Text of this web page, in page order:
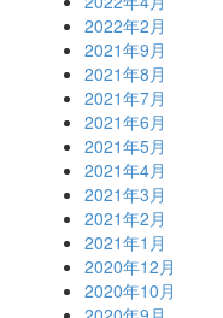
2022年2月
2021年9月
2021年8月
2021年7月
2021年6月
2021年5月
2021年4月
2021年3月
2021年2月
2021年1月
2020年12月
2020年10月